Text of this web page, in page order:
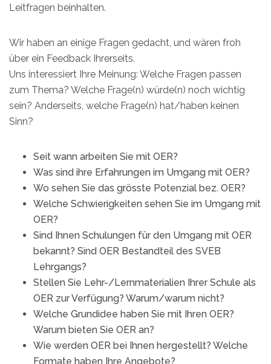
Leitfragen beinhalten.
Wir haben an einige Fragen gedacht, und wären froh
über ein Feedback Ihrerseits.
Uns interessiert Ihre Meinung: Welche Fragen passen
zum Thema? Welche Frage(n) würde(n) noch wichtig
sein? Anderseits, welche Frage(n) hat/haben keinen
Sinn?
Seit wann arbeiten Sie mit OER?
Was sind ihre Erfahrungen im Umgang mit OER?
Wo sehen Sie das grösste Potenzial bez. OER?
Welche Schwierigkeiten sehen Sie im Umgang mit
OER?
Sind Ihnen Schulungen für den Umgang mit OER
bekannt? Sind OER Bestandteil des SVEB
Lehrgangs?
Stellen Sie Lehr-/Lernmaterialien Ihrer Schule als
OER zur Verfügung? Warum/warum nicht?
Welche Grundidee haben Sie mit Ihren OER?
Warum bieten Sie OER an?
Wie werden OER bei Ihnen hergestellt? Welche
Formate haben Ihre Angebote?